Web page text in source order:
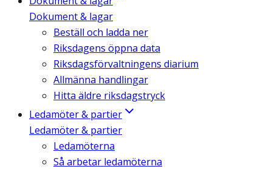
Dokument & lagar
Beställ och ladda ner
Riksdagens öppna data
Riksdagsförvaltningens diarium
Allmänna handlingar
Hitta äldre riksdagstryck
Ledamöter & partier
Ledamöter & partier
Ledamöterna
Så arbetar ledamöterna